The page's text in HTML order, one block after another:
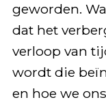
geworden.
dat het
verloop van
wordt die
en hoe we